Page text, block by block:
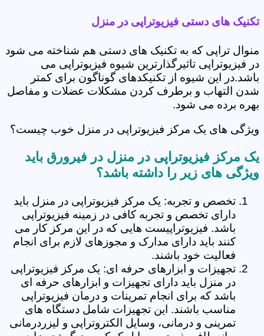
تکنیک های دستی فیزیوتراپی در منزل
منوال تراپی که به تکنیک های دستی هم شناخته می شود
در فیزیوتراپی تاثیرگذارترین شیوه فیزیوتراپی می
باشد.در این شیوه از تکنیکدهای گوناگون برای کمتر
شدن التهاب و برطرف کردن مشکلات عضلات و مفاصل
بهره برده می شود.
ویژگی های یک مرکز فیزیوتراپی در منزل خوب چیست؟
یک مرکز فیزیوتراپی در منزل در فیرورق باید
ویژگی های زیر را داشته باشد؟
تخصص و تجربه: یک مرکز فیزیوتراپی در منزل باید
دارای تخصص و تجربه کافی در زمینه فیزیوتراپی
باشد. فیزیوتراپیست هایی که در این مرکز کار می
کنند باید دارای مدارک و مجوزهای لازم برای انجام
فعالیت خود باشند.
تجهیزات و ابزارهای حرفه ای: یک مرکز فیزیوتراپی
در منزل باید دارای تجهیزات و ابزارهای حرفه ای
باشد که برای انجام تمرینات و درمان فیزیوتراپی
مناسب باشند. این تجهیزات شامل دستگاه های
تمرینی و درمانی، وسایل الکتروتراپی و لیزردرمانی